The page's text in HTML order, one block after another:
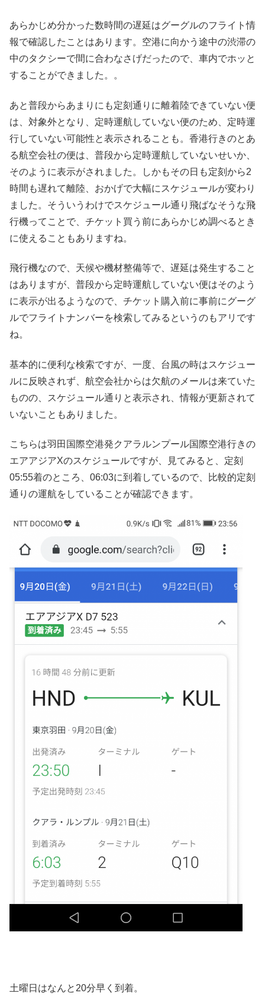
あらかじめ分かった数時間の遅延はグーグルのフライト情
報で確認したことはあります。空港に向かう途中の渋滞の
中のタクシーで間に合わなさげだったので、車内でホッと
することができました。。
あと普段からあまりにも定刻通りに離着陸できていない便
は、対象外となり、定時運航していない便のため、定時運
行していない可能性と表示されることも。香港行きのとあ
る航空会社の便は、普段から定時運航していないせいか、
そのように表示がされました。しかもその日も定刻から2
時間も遅れて離陸、おかげで大幅にスケジュールが変わり
ました。そういうわけでスケジュール通り飛ばなそうな飛
行機ってことで、チケット買う前にあらかじめ調べるとき
に使えることもありますね。
飛行機なので、天候や機材整備等で、遅延は発生すること
はありますが、普段から定時運航していない便はそのよう
に表示が出るようなので、チケット購入前に事前にグーグ
ルでフライトナンバーを検索してみるというのもアリです
ね。
基本的に便利な検索ですが、一度、台風の時はスケジュー
ルに反映されず、航空会社からは欠航のメールは来ていた
ものの、スケジュール通りと表示され、情報が更新されて
いないこともありました。
こちらは羽田国際空港発クアラルンプール国際空港行きの
エアアジアXのスケジュールですが、見てみると、定刻
05:55着のところ、06:03に到着しているので、比較的定刻
通りの運航をしていることが確認できます。
土曜日はなんと20分早く到着。